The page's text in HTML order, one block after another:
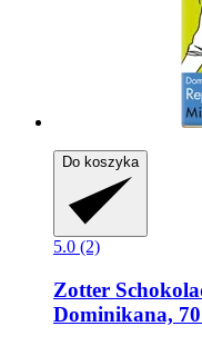
Do koszyka
5.0 (2)
Zotter
Dominikana,